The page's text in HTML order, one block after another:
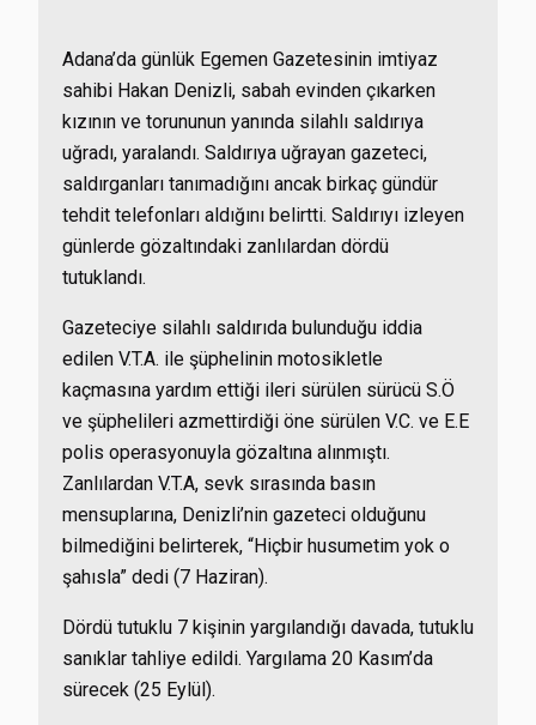
Adana’da günlük Egemen Gazetesinin imtiyaz
sahibi Hakan Denizli, sabah evinden çıkarken
kızının ve torununun yanında silahlı saldırıya
uğradı, yaralandı. Saldırıya uğrayan gazeteci,
saldırganları tanımadığını ancak birkaç gündür
tehdit telefonları aldığını belirtti. Saldırıyı izleyen
günlerde gözaltındaki zanlılardan dördü
tutuklandı.
Gazeteciye silahlı saldırıda bulunduğu iddia
edilen V.T.A. ile şüphelinin motosikletle
kaçmasına yardım ettiği ileri sürülen sürücü S.Ö
ve şüphelileri azmettirdiği öne sürülen V.C. ve E.E
polis operasyonuyla gözaltına alınmıştı.
Zanlılardan V.T.A, sevk sırasında basın
mensuplarına, Denizli’nin gazeteci olduğunu
bilmediğini belirterek, “Hiçbir husumetim yok o
şahısla” dedi (7 Haziran).
Dördü tutuklu 7 kişinin yargılandığı davada, tutuklu
sanıklar tahliye edildi. Yargılama 20 Kasım’da
sürecek (25 Eylül).